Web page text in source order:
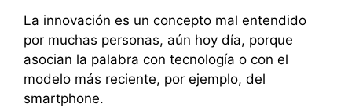
La innovación es un concepto mal entendido
por muchas personas, aún hoy día, porque
asocian la palabra con tecnología o con el
modelo más reciente, por ejemplo, del
smartphone.